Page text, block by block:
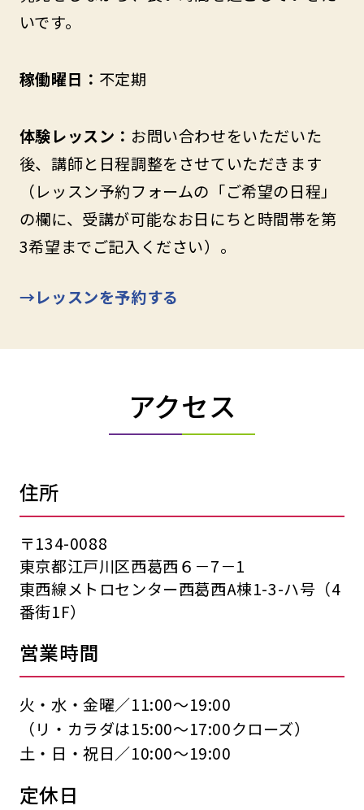
いです。
稼働曜日： 不定期
体験レッスン： お問い合わせをいただいた
後、講師と日程調整をさせていただきます
（レッスン予約フォームの「ご希望の日程」
の欄に、受講が可能なお日にちと時間帯を第
3希望までご記入ください）。
→レッスンを予約する
アクセス
住所
〒134-0088
東京都江戸川区西葛西６－7－1
東西線メトロセンター西葛西A棟1-3-ハ号（4
番街1F）
営業時間
火・水・金曜／11:00〜19:00
（リ・カラダは15:00〜17:00クローズ）
土・日・祝日／10:00〜19:00
定休日